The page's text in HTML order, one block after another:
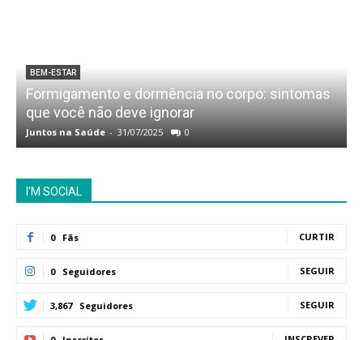
BEM-ESTAR
Formigamento e dormência no corpo: sintomas
que você não deve ignorar
Juntos na Saúde - 31/07/2025 0
I'M SOCIAL
0 Fãs CURTIR
0 Seguidores SEGUIR
3,867 Seguidores SEGUIR